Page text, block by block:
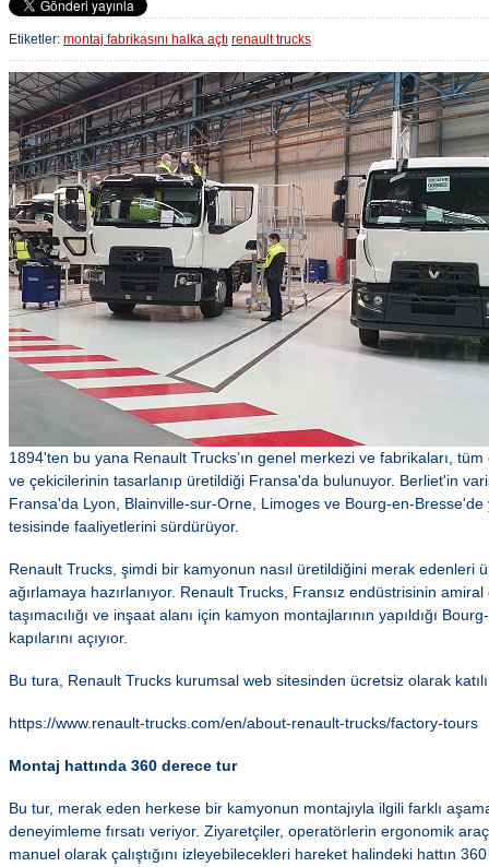
Etiketler: montaj fabrikasını halka açtı renault trucks
1894'ten bu yana Renault Trucks’ın genel merkezi ve fabrikaları,
ve çekicilerinin tasarlanıp üretildiği Fransa'da bulunuyor. Berliet'in
Fransa'da Lyon, Blainville-sur-Orne, Limoges ve Bourg-en-Bresse'de
tesisinde faaliyetlerini sürdürüyor.
Renault Trucks, şimdi bir kamyonun nasıl üretildiğini merak edenleri
ağırlamaya hazırlanıyor. Renault Trucks, Fransız endüstrisinin
taşımacılığı ve inşaat alanı için kamyon montajlarının yapıldığı
kapılarını açıyıor.
Bu tura, Renault Trucks kurumsal web sitesinden ücretsiz olarak
https://www.renault-trucks.com/en/about-renault-trucks/factory-tours
Montaj hattında 360 derece tur
Bu tur, merak eden herkese bir kamyonun montajıyla ilgili farklı
deneyimleme fırsatı veriyor. Ziyaretçiler, operatörlerin ergonomik
manuel olarak çalıştığını izleyebilecekleri hareket halindeki hattın